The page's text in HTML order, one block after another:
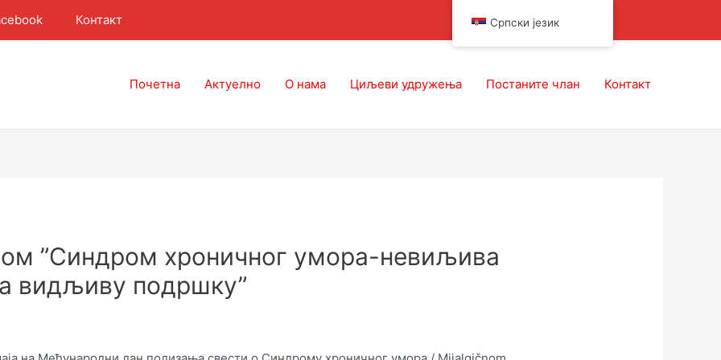
Контакт
Почетна Актуелно О нама Циљеви удружења Постаните члан Контакт
”Синдром хроничног умора-невиљива
видљиву подршку”
Српски језик